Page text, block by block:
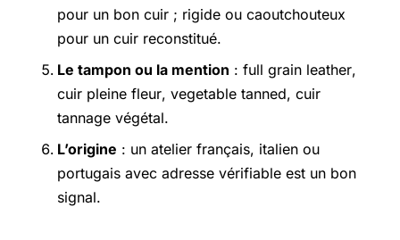
pour un bon cuir ; rigide ou caoutchouteux
pour un cuir reconstitué.
Le tampon ou la mention : full grain leather,
cuir pleine fleur, vegetable tanned, cuir
tannage végétal.
L’origine : un atelier français, italien ou
portugais avec adresse vérifiable est un bon
signal.